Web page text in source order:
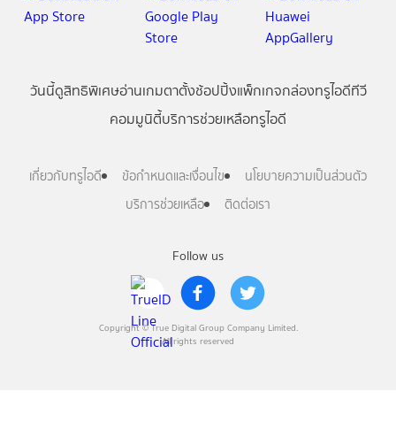
Follow us
Copyright © True Digital Group Company Limited.
All rights reserved
วันนี้ดูสิทธิพิเศษอ่านเกมตาตั้งช้อปปิ้งแพ็กเกจกล่องทรูไอดีทีวี
คอมมูนิตี้บริการช่วยเหลือทรูไอดี
เกี่ยวกับทรูไอดี ข้อกำหนดและเงื่อนไข
นโยบายความเป็นส่วนตัว
บริการช่วยเหลือ
ติดต่อเรา